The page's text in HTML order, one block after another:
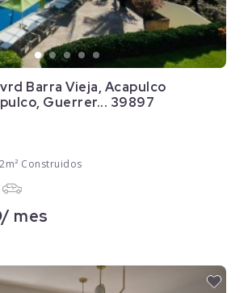
Barra Vieja, Acapulco
Guerrer... 39897
Construidos
mes